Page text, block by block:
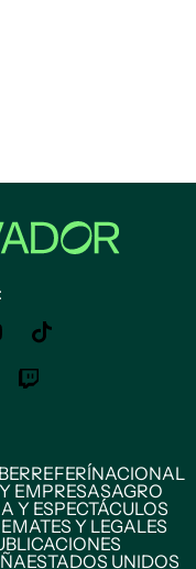
REFERÍNACIONAL
EMPRESASAGRO
Y ESPECTÁCULOS
Y LEGALES
ESTADOS UNIDOS